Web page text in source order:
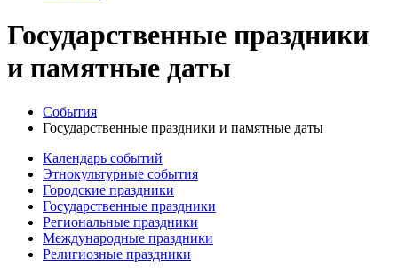
Государственные праздники
и памятные даты
События
Государственные праздники и памятные даты
Календарь событий
Этнокультурные события
Городские праздники
Государственные праздники
Региональные праздники
Международные праздники
Религиозные праздники